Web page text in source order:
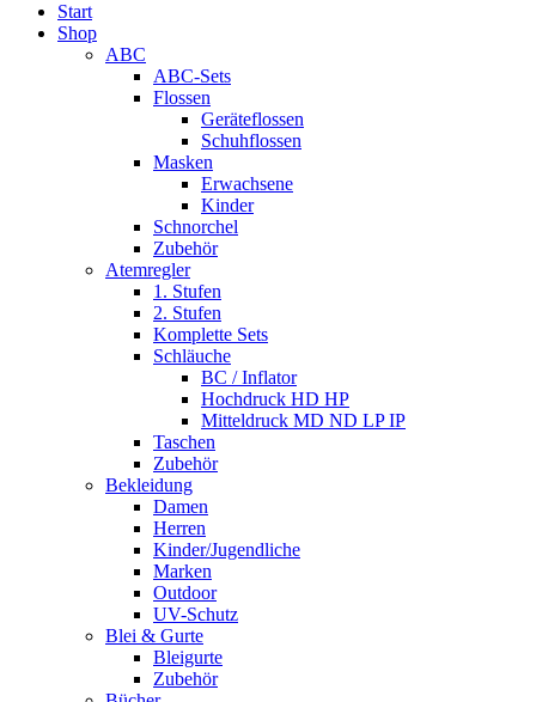
Start
Shop
ABC
ABC-Sets
Flossen
Geräteflossen
Schuhflossen
Masken
Erwachsene
Kinder
Schnorchel
Zubehör
Atemregler
1. Stufen
2. Stufen
Komplette Sets
Schläuche
BC / Inflator
Hochdruck HD HP
Mitteldruck MD ND LP IP
Taschen
Zubehör
Bekleidung
Damen
Herren
Kinder/Jugendliche
Marken
Outdoor
UV-Schutz
Blei & Gurte
Bleigurte
Zubehör